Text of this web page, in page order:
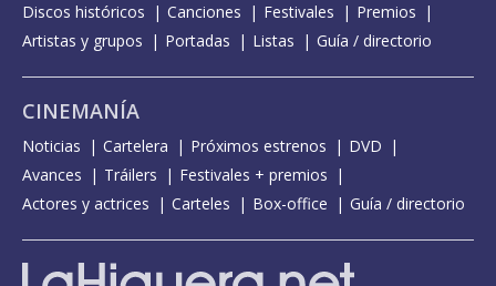
Discos históricos
Canciones Festivales
Premios
Artistas y grupos
Portadas Listas Guía / directorio
CINEMANÍA
Noticias Cartelera Próximos estrenos
DVD
Avances
Tráilers
Festivales + premios
Actores y actrices
Carteles Box-office Guía / directorio